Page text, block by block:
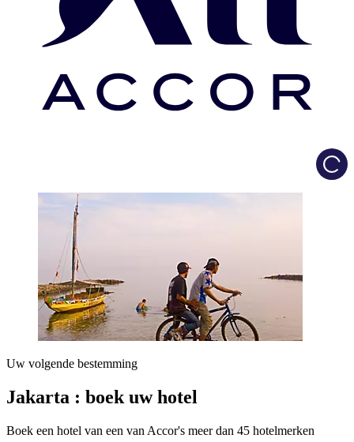
Uw volgende bestemming
Jakarta : boek uw hotel
Boek een hotel van een van Accor's meer dan 45 hotelmerken